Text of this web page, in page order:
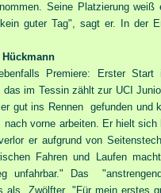
Seine Platzierung
guter Tag", sagt er. In der
Premiere: Erster
das im Tessin zählt zur UCI
gut ins Rennen gefunden und
vorne arbeiten. Er hielt sich
er aufgrund von
Fahren und Laufen
unfahrbar." Das
als Zwölfter. "Für mein erstes